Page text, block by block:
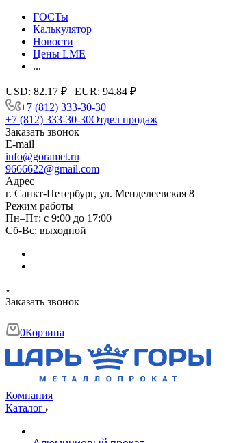
ГОСТы
Калькулятор
Новости
Цены LME
...
USD: 82.17 ₽ | EUR: 94.84 ₽
+7 (812) 333-30-30
+7 (812) 333-30-30Отдел продаж
Заказать звонок
E-mail
info@goramet.ru
9666622@gmail.com
Адрес
г. Санкт-Петербург, ул. Менделеевская 8
Режим работы
Пн–Пт: с 9:00 до 17:00
Сб-Вс: выходной
Заказать звонок
0Корзина
Компания
Каталог